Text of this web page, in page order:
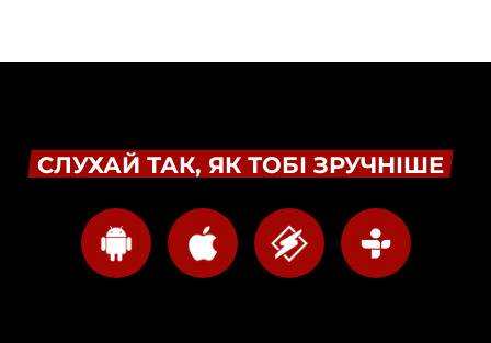
СЛУХАЙ ТАК, ЯК ТОБІ ЗРУЧНІШЕ